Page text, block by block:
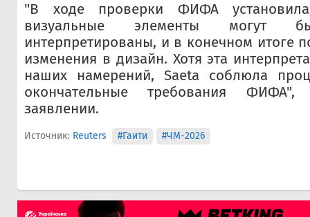
"В ходе проверки ФИФА
визуальные элементы могут
интерпретированы, и в конечном итоге
изменения в дизайн. Хотя эта
наших намерений, Saeta соблюла
окончательные требования ФИФА",
заявлении.
Источник: Reuters #Гаити #ЧМ-2026